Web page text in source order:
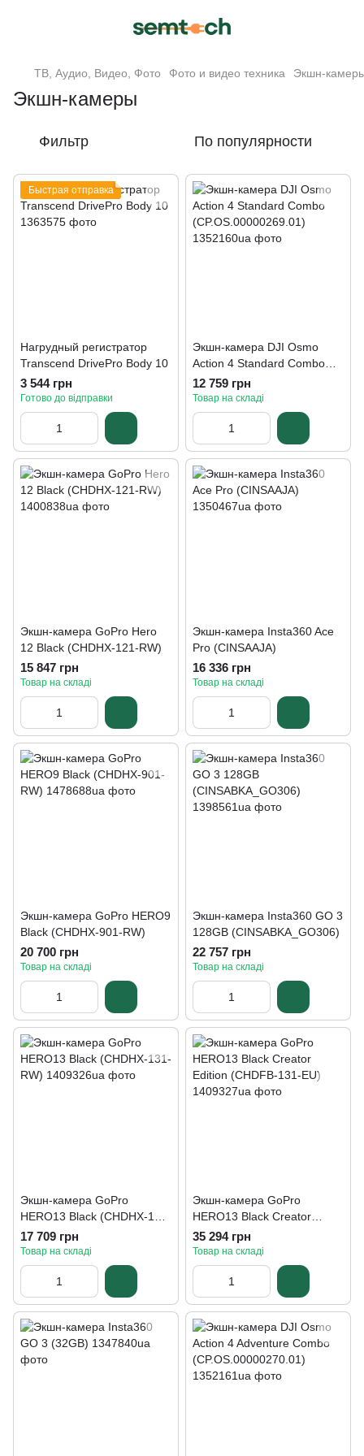
ТВ, Аудио, Видео, Фото Фото и видео техника Экшн-
Экшн-камеры
Фильтр По популярности
Быстрая отправка
Нагрудный регистратор
Transcend DrivePro Body 10
3 544 грн
Готово до відправки
Экшн-камера DJI Osmo
Action 4 Standard Combo
(CP.OS.00000269.01)
12 759 грн
Товар на складі
Экшн-камера GoPro Hero
12 Black (CHDHX-121-RW)
15 847 грн
Товар на складі
Экшн-камера Insta360 Ace
Pro (CINSAAJA)
16 336 грн
Товар на складі
Экшн-камера GoPro HERO9
Black (CHDHX-901-RW)
20 700 грн
Товар на складі
Экшн-камера Insta360 GO 3
128GB (CINSABKA_GO306)
22 757 грн
Товар на складі
Экшн-камера GoPro
HERO13 Black (CHDHX-131-
RW)
17 709 грн
Товар на складі
Экшн-камера GoPro
HERO13 Black Creator
Edition (CHDFB-131-EU)
35 294 грн
Товар на складі